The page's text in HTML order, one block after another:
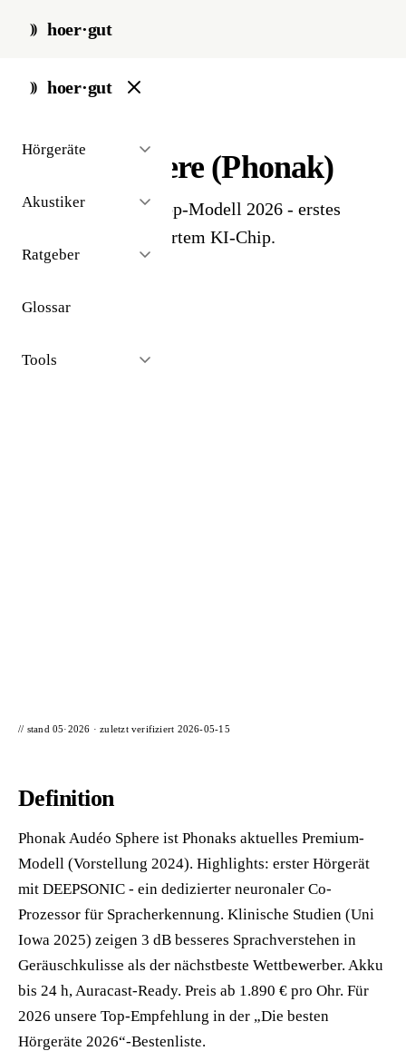
hoer·gut
hoer·gut
Hörgeräte
Akustiker
Ratgeber
Glossar
Tools
start / glossar / audeo-sphere
Audéo Sphere (Phonak)
Aktuelles Phonak-Top-Modell 2026 - erstes
Hörgerät mit dediziertem KI-Chip.
// stand 05·2026 · zuletzt verifiziert 2026-05-15
Definition
Phonak Audéo Sphere ist Phonaks aktuelles Premium-
Modell (Vorstellung 2024). Highlights: erster Hörgerät
mit DEEPSONIC - ein dedizierter neuronaler Co-
Prozessor für Spracherkennung. Klinische Studien (Uni
Iowa 2025) zeigen 3 dB besseres Sprachverstehen in
Geräuschkulisse als der nächstbeste Wettbewerber. Akku
bis 24 h, Auracast-Ready. Preis ab 1.890 € pro Ohr. Für
2026 unsere Top-Empfehlung in der „Die besten
Hörgeräte 2026“-Bestenliste.